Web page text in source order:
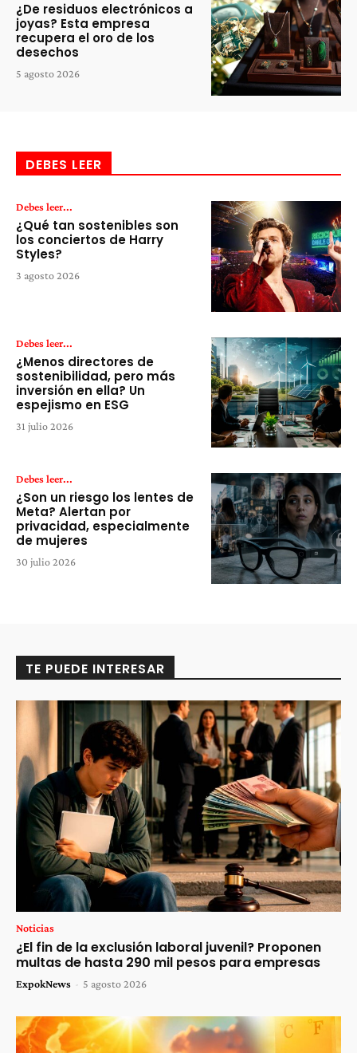
¿De residuos electrónicos a
joyas? Esta empresa
recupera el oro de los
desechos
5 agosto 2026
DEBES LEER
Debes leer...
¿Qué tan sostenibles son
los conciertos de Harry
Styles?
3 agosto 2026
Debes leer...
¿Menos directores de
sostenibilidad, pero más
inversión en ella? Un
espejismo en ESG
31 julio 2026
Debes leer...
¿Son un riesgo los lentes de
Meta? Alertan por
privacidad, especialmente
de mujeres
30 julio 2026
TE PUEDE INTERESAR
Noticias
¿El fin de la exclusión laboral juvenil? Proponen
multas de hasta 290 mil pesos para empresas
ExpokNews - 5 agosto 2026